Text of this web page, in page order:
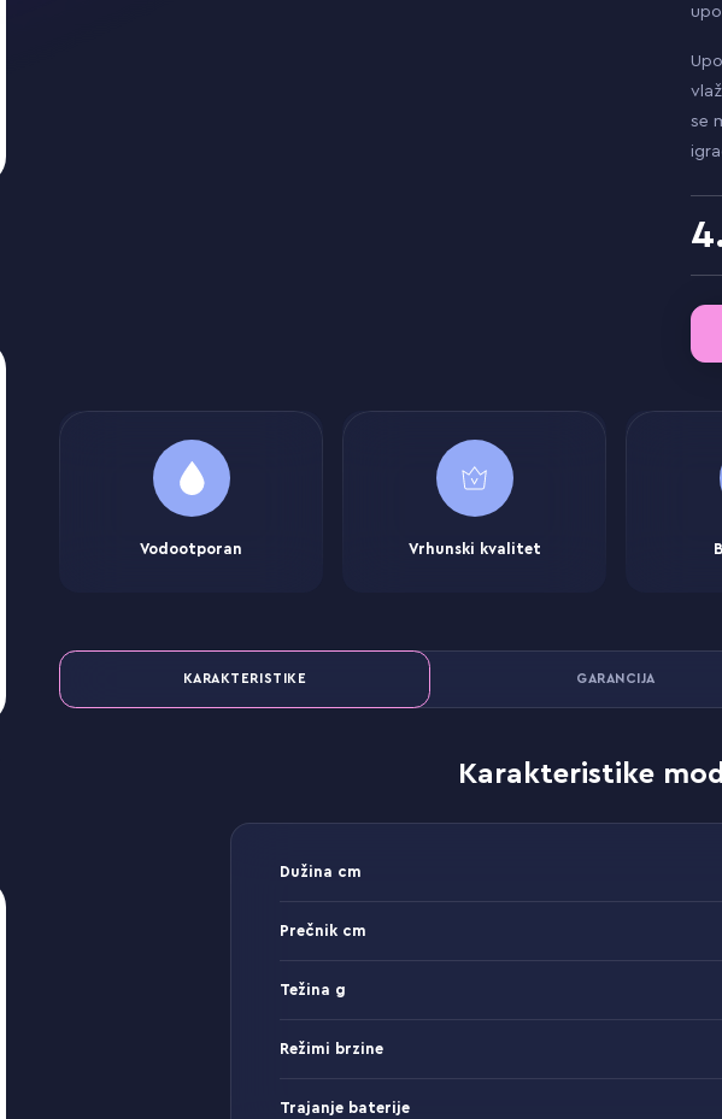
se
Vodootporan Vrhunski kvalitet
KARAKTERISTIKE GARANCIJA
Karakteristike
Dužina cm
Prečnik cm
Težina g
Režimi brzine
Trajanje baterije